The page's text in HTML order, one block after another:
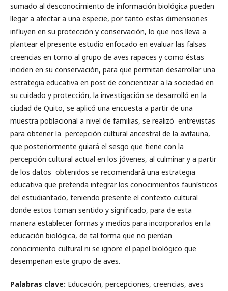
sumado al desconocimiento de información biológica pueden
llegar a afectar a una especie, por tanto estas dimensiones
influyen en su protección y conservación, lo que nos lleva a
plantear el presente estudio enfocado en evaluar las falsas
creencias en torno al grupo de aves rapaces y como éstas
inciden en su conservación, para que permitan desarrollar una
estrategia educativa en post de concientizar a la sociedad en
su cuidado y protección, la investigación se desarrolló en la
ciudad de Quito, se aplicó una encuesta a partir de una
muestra poblacional a nivel de familias, se realizó entrevistas
para obtener la percepción cultural ancestral de la avifauna,
que posteriormente guiará el sesgo que tiene con la
percepción cultural actual en los jóvenes, al culminar y a partir
de los datos obtenidos se recomendará una estrategia
educativa que pretenda integrar los conocimientos faunísticos
del estudiantado, teniendo presente el contexto cultural
donde estos toman sentido y significado, para de esta
manera establecer formas y medios para incorporarlos en la
educación biológica, de tal forma que no pierdan
conocimiento cultural ni se ignore el papel biológico que
desempeñan este grupo de aves.
Palabras clave: Educación, percepciones, creencias, aves